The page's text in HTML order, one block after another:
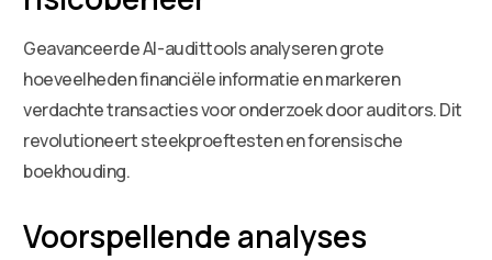
Geavanceerde AI-audittools analyseren grote
hoeveelheden financiële informatie en markeren
verdachte transacties voor onderzoek door auditors. Dit
revolutioneert steekproeftesten en forensische
boekhouding.
Voorspellende analyses